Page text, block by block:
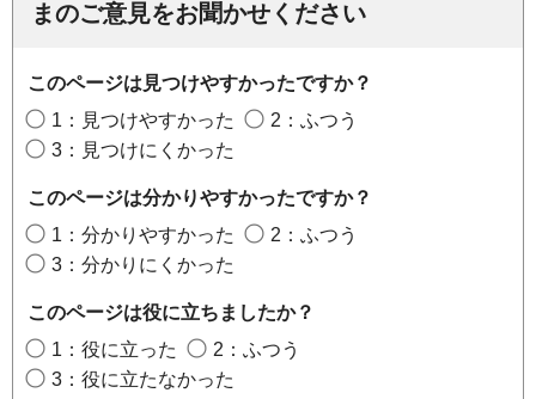
まのご意見をお聞かせください
このページは見つけやすかったですか？
1：見つけやすかった
2：ふつう
3：見つけにくかった
このページは分かりやすかったですか？
1：分かりやすかった
2：ふつう
3：分かりにくかった
このページは役に立ちましたか？
1：役に立った
2：ふつう
3：役に立たなかった